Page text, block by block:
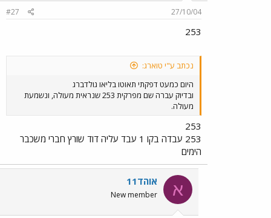
27/10/04
#27
253
נכתב ע"י טוארג:
היום כמעט דפקתי תאוטו בליאו גולדברג
ובדיוק עברה שם מפרקית 253 שנראית מעולה, ונשמעת
מעולה.
253
253 עבדה בקו 1 עבד עליה דוד שורץ חברי משכבר
הימים
א אוהד11
New member